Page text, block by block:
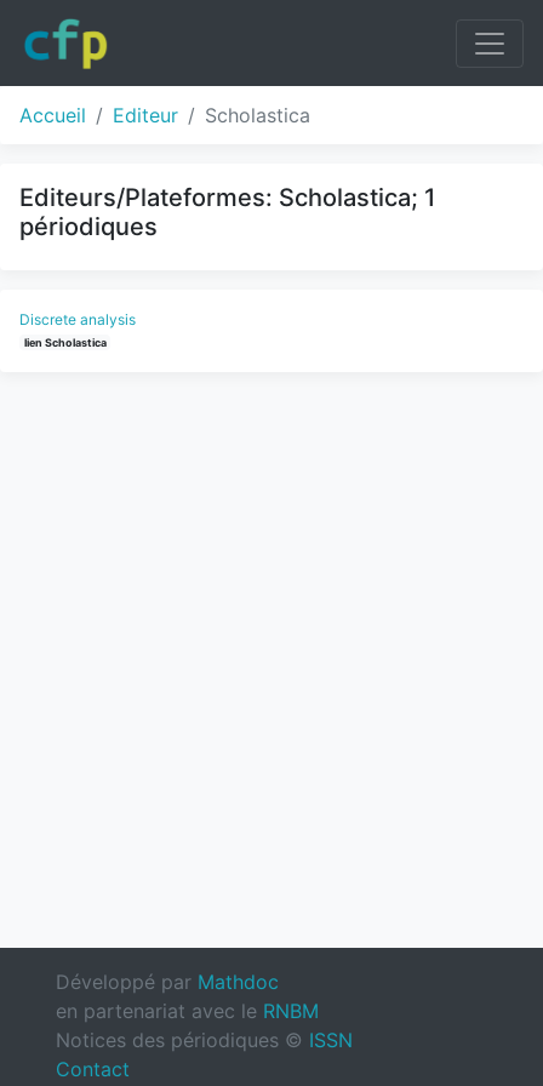
Accueil Editeur Scholastica
Editeurs/Plateformes: Scholastica; 1
périodiques
Discrete analysis
lien Scholastica
Développé par Mathdoc
en partenariat avec le RNBM
Notices des périodiques © ISSN
Contact